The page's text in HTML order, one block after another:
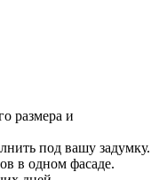
размера и
под вашу задумку.
в одном фасаде.